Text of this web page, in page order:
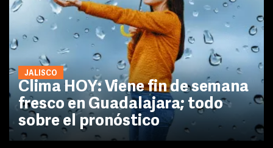
JALISCO
Clima HOY: Viene fin de semana
fresco en Guadalajara; todo
sobre el pronóstico